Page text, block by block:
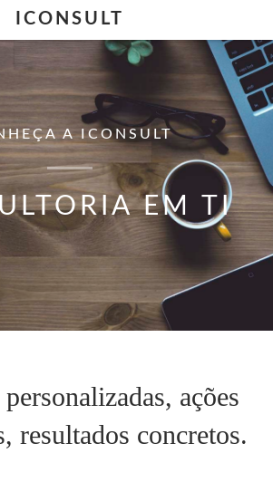
ICONSULT
A ICONSULT
EM TI
ações
resultados concretos.